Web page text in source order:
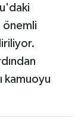
önemli
kamuoyu